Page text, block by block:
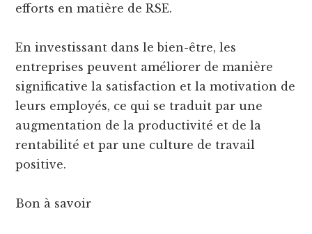
efforts en matière de RSE.
En investissant dans le bien-être, les
entreprises peuvent améliorer de manière
significative la satisfaction et la motivation de
leurs employés, ce qui se traduit par une
augmentation de la productivité et de la
rentabilité et par une culture de travail
positive.
Bon à savoir